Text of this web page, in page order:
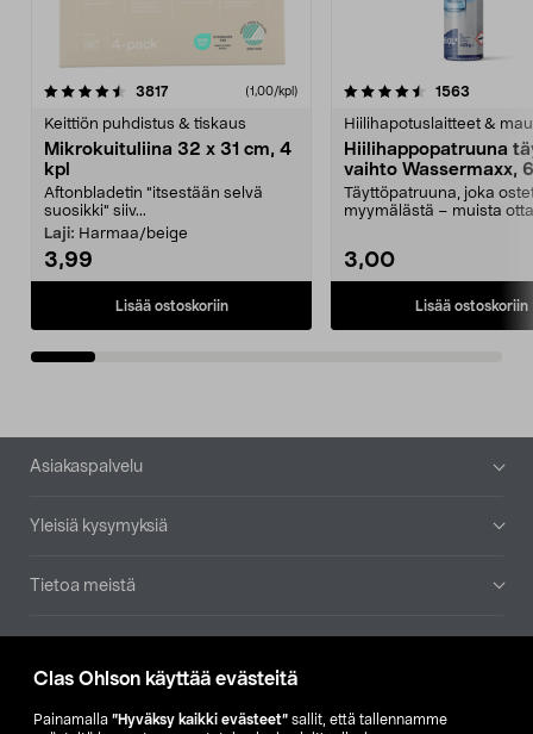
Clas Ohlson käyttää evästeitä
Painamalla ”Hyväksy kaikki evästeet” sallit, että tallennamme
3817arvostelut (1,00/kpl)
Keittiön puhdistus & tiskaus
Mikrokuituliina 32 x 31 cm, 4
kpl
Aftonbladetin "itsestään selvä
suosikki" siiv...
Laji: Harmaa/beige
3,99
Lisää ostoskoriin
4.5viidestä
1563
Hiilihapotuslaitteet &
Hiilihappopatruuna
vaihto Wassermaxx,
Täyttöpatruuna, joka
myymälästä – muista
3,00
Lisää ostoskoriin
4.5viidestä
Alatunniste
Asiakaspalvelu
Yleisiä kysymyksiä
Tietoa meistä